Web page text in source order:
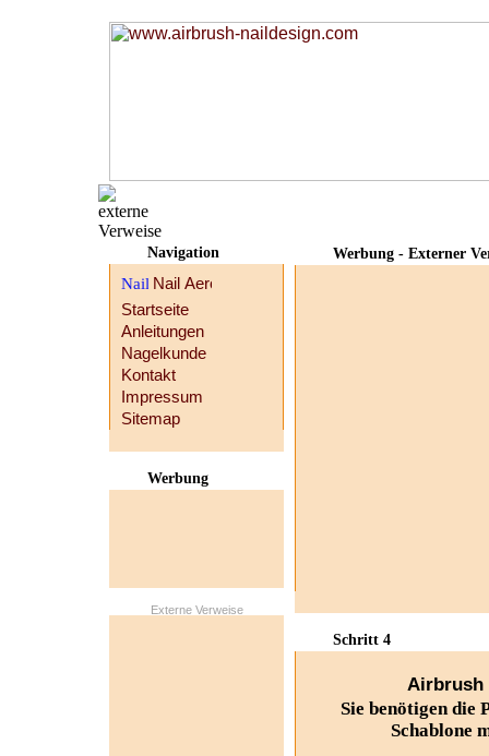
Werbung - Externer
Schritt 4
Airbrush
Sie benötigen die
Schablone
Navigation
Startseite
Anleitungen
Nagelkunde
Kontakt
Impressum
Sitemap
Werbung
Externe Verweise